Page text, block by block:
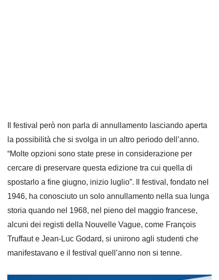
Il festival però non parla di annullamento lasciando aperta
la possibilità che si svolga in un altro periodo dell’anno.
“Molte opzioni sono state prese in considerazione per
cercare di preservare questa edizione tra cui quella di
spostarlo a fine giugno, inizio luglio”. Il festival, fondato nel
1946, ha conosciuto un solo annullamento nella sua lunga
storia quando nel 1968, nel pieno del maggio francese,
alcuni dei registi della Nouvelle Vague, come François
Truffaut e Jean-Luc Godard, si unirono agli studenti che
manifestavano e il festival quell’anno non si tenne.